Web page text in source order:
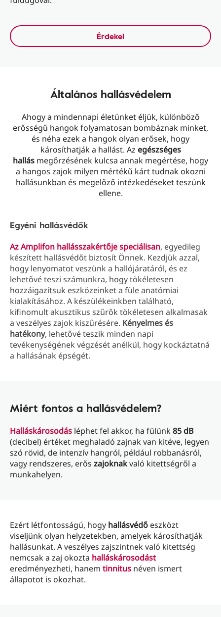
Érdekel
Általános hallásvédelem
Ahogy a mindennapi életünket éljük, különböző
erősségű hangok folyamatosan bombáznak minket,
és néha ezek a hangok olyan erősek, hogy
károsíthatják a hallást. Az egészséges
hallás megőrzésének kulcsa annak megértése, hogy
a hangos zajok milyen mértékű kárt tudnak okozni
hallásunkban és megelőző intézkedéseket teszünk
ellene.
Egyéni hallásvédők
Az Amplifon hallásszakértője speciálisan, egyedileg
készített hallásvédőt biztosít Önnek. Kezdjük azzal,
hogy lenyomatot veszünk a hallójáratáról, és ez
lehetővé teszi számunkra, hogy tökéletesen
hozzáigazítsuk eszközeinket a füle anatómiai
kialakításához. A készülékeinkben található,
kifinomult akusztikus szűrők tökéletesen alkalmasak
a veszélyes zajok kiszűrésére. Kényelmes és
hatékony, lehetővé teszik minden napi
tevékenységének végzését anélkül, hogy kockáztatná
a hallásának épségét.
Miért fontos a hallásvédelem?
Halláskárosodás léphet fel akkor, ha fülünk85 dB
(decibel) értéket meghaladó zajnak van kitéve, legyen
szó rövid, de intenzív hangról, például robbanásról,
vagy rendszeres, erős zajoknakvaló kitettségről a
munkahelyen.
Ezért létfontosságú, hogy hallásvédő eszközt
viseljünk olyan helyzetekben, amelyek károsíthatják
hallásunkat. A veszélyes zajszintnek való kitettség
nemcsak a zaj okozta halláskárosodást
eredményezheti, hanem tinnitus néven ismert
állapotot is okozhat.